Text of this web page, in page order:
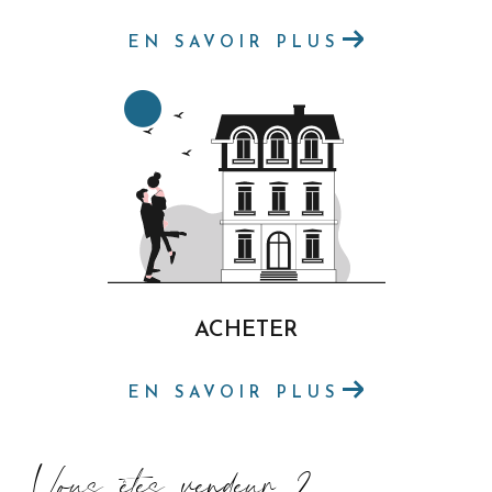
vous envisagiez l’achat d’un local commercial,
d’un fonds de commerce, ou que vous soyez
intéressé par un bien en viager, notre équipe
est à vos côtés. Grâce à notre expertise
technique en lotissement, nous assurons des
transactions sécurisées, alignées sur vos
objectifs et vos attentes.
de vos projets immobiliers et répondre à
EN SAVOIR PLUS
ACHETER
EN SAVOIR PLUS